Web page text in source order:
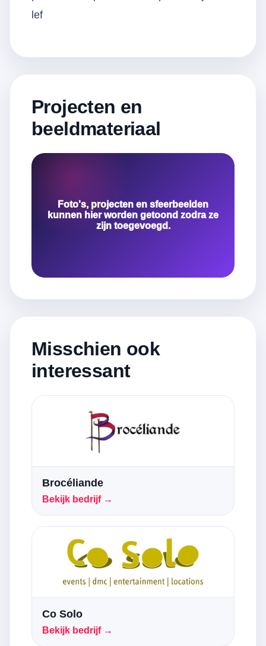
lef
Projecten en
beeldmateriaal
Foto's, projecten en sfeerbeelden
kunnen hier worden getoond zodra ze
zijn toegevoegd.
Misschien ook
interessant
Brocéliande
Bekijk bedrijf →
Co Solo
Bekijk bedrijf →